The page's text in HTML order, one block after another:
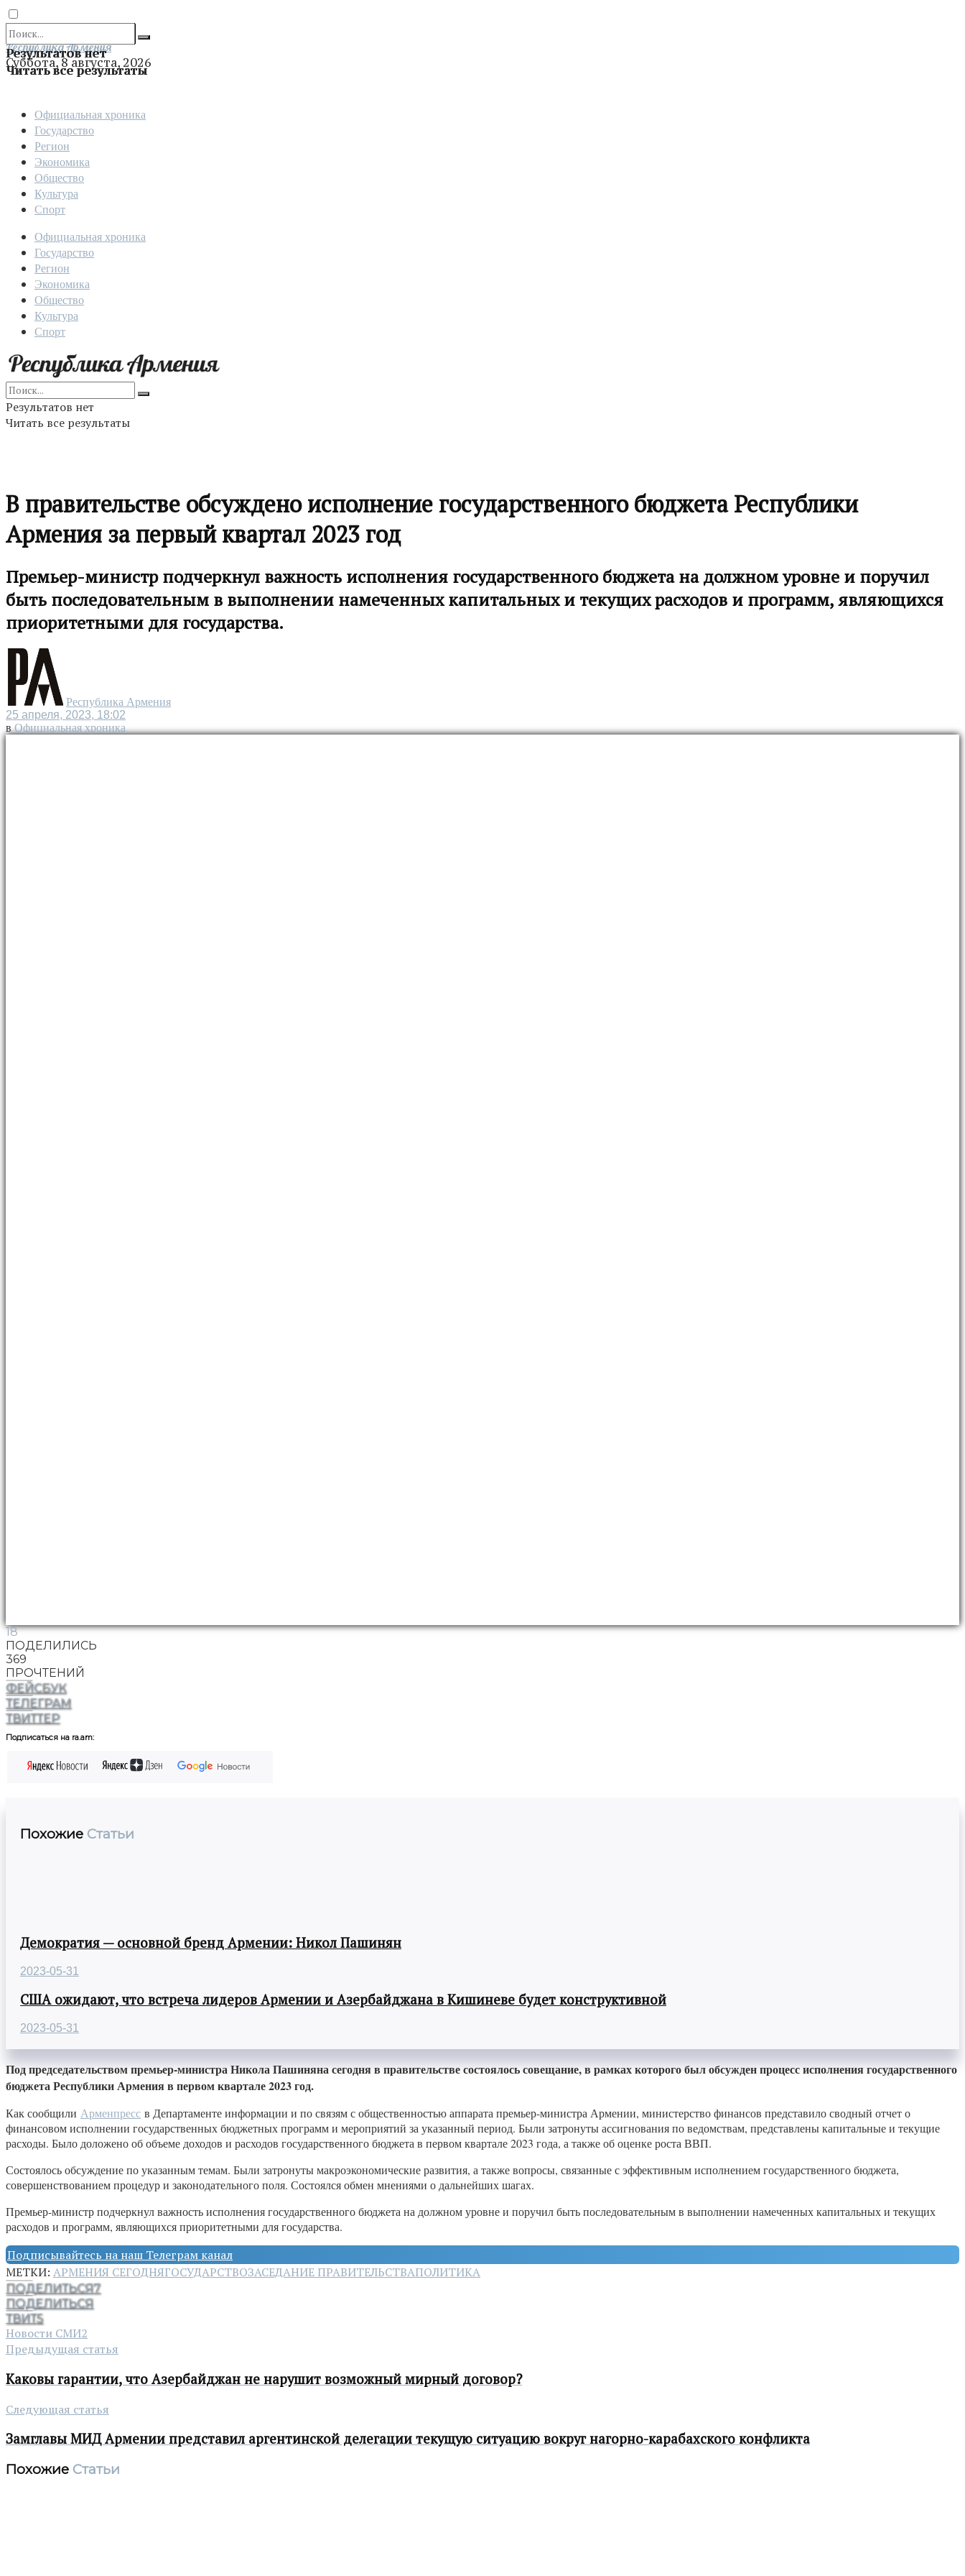
Результатов нет
Читать все результаты
Отправить
Республика Армения
Суббота, 8 августа, 2026
Официальная хроника
Государство
Регион
Экономика
Общество
Культура
Спорт
Официальная хроника
Государство
Регион
Экономика
Общество
Культура
Спорт
Результатов нет
Читать все результаты
В правительстве обсуждено исполнение государственного бюджета Республики
Армения за первый квартал 2023 год
Премьер-министр подчеркнул важность исполнения государственного бюджета на должном уровне и поручил
быть последовательным в выполнении намеченных капитальных и текущих расходов и программ, являющихся
приоритетными для государства.
Республика Армения
25 апреля, 2023, 18:02
в Официальная хроника
18
ПОДЕЛИЛИСЬ
369
ПРОЧТЕНИЙ
ФЕЙСБУК
ТЕЛЕГРАМ
ТВИТТЕР
Подписаться на ra.am:
Похожие Статьи
Демократия — основной бренд Армении: Никол Пашинян
2023-05-31
США ожидают, что встреча лидеров Армении и Азербайджана в Кишиневе будет конструктивной
2023-05-31
Под председательством премьер-министра Никола Пашиняна сегодня в правительстве состоялось совещание, в рамках которого был обсужден процесс исполнения государственного
бюджета Республики Армения в первом квартале 2023 год.
Как сообщили Арменпресс в Департаменте информации и по связям с общественностью аппарата премьер-министра Армении, министерство финансов представило сводный отчет о
финансовом исполнении государственных бюджетных программ и мероприятий за указанный период. Были затронуты ассигнования по ведомствам, представлены капитальные и текущие
расходы. Было доложено об объеме доходов и расходов государственного бюджета в первом квартале 2023 года, а также об оценке роста ВВП.
Состоялось обсуждение по указанным темам. Были затронуты макроэкономические развития, а также вопросы, связанные с эффективным исполнением государственного бюджета,
совершенствованием процедур и законодательного поля. Состоялся обмен мнениями о дальнейших шагах.
Премьер-министр подчеркнул важность исполнения государственного бюджета на должном уровне и поручил быть последовательным в выполнении намеченных капитальных и текущих
расходов и программ, являющихся приоритетными для государства.
Подписывайтесь на наш Телеграм канал
МЕТКИ: АРМЕНИЯ СЕГОДНЯГОСУДАРСТВОЗАСЕДАНИЕ ПРАВИТЕЛЬСТВАПОЛИТИКА
ПОДЕЛИТЬСЯ7
ПОДЕЛИТЬСЯ
ТВИТ5
Новости СМИ2
Предыдущая статья
Каковы гарантии, что Азербайджан не нарушит возможный мирный договор?
Следующая статья
Замглавы МИД Армении представил аргентинской делегации текущую ситуацию вокруг нагорно-карабахского конфликта
Похожие Статьи